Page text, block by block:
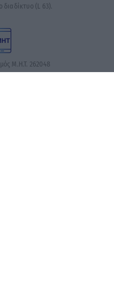
διαδίκτυο (L 63).
Μ.Η.Τ. 262048